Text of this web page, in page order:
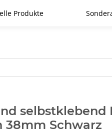
Produkte
selbstklebend
38mm Schwarz